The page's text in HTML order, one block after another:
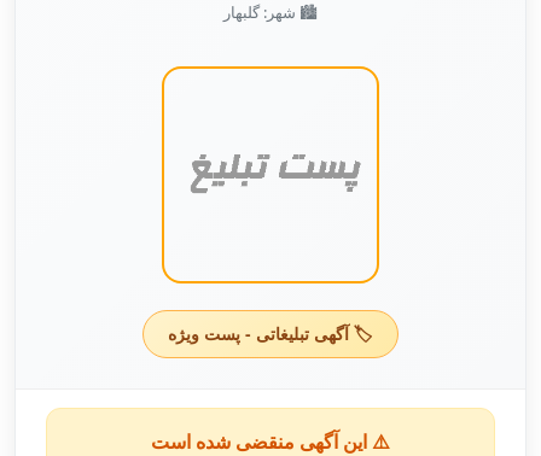
🏙️ شهر: گلبهار
🏷️ آگهی تبلیغاتی - پست ویژه
⚠️ این آگهی منقضی شده است